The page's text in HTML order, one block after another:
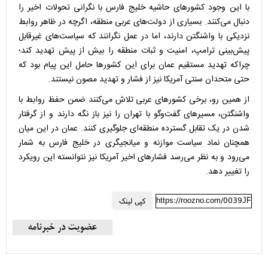
با این وجود کشورهای حاشیه خلیج فارس با نگرانی تحولات اخیر را
دنبال می‌کنند. بسیاری از دولت‌های عربی منطقه، اگرچه در ظاهر روابط
نزدیکی با واشنگتن دارند، اما در عمل نگرانند که سیاست‌های غیرقابل
پیش‌بینی ترامپ، امنیت و ثبات منطقه را بیش از پیش تهدید کند؛
چراکه تهدید مستقیم عمان برای این کشورها حامل این پیام بود که
حتی متحدان سنتی آمریکا نیز از فشار و تهدید مصون نیستند.
از همین رو، برخی کشورهای عربی تلاش می‌کنند ضمن حفظ روابط با
واشنگتن، مسیرهای گفت‌وگو با تهران را نیز باز نگه دارند و از گرفتار
شدن در یک تقابل گسترده منطقه‌ای جلوگیری کنند. عمان در این میان
همچنان نماد سیاست موازنه و میانجیگری در خلیج فارس به شمار
می‌رود و به نظر می‌رسد فشارهای اخیر آمریکا نیز نتوانسته این رویکرد
را تغییر دهد.
کپی لینک https://roozno.com/0039JF